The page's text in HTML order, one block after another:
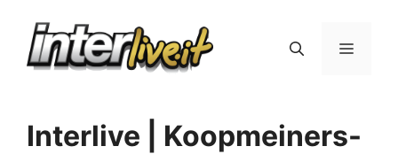
Menu
Interlive | Koopmeiners-